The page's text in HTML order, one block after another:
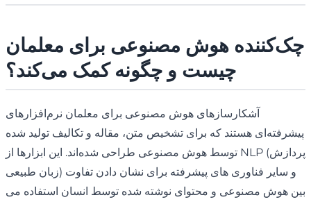
چک‌کننده هوش مصنوعی برای معلمان
چیست و چگونه کمک می‌کند؟
آشکارسازهای هوش مصنوعی برای معلمان نرم‌افزارهای
پیشرفته‌ای هستند که برای تشخیص متن، مقاله و تکالیف تولید شده
توسط هوش مصنوعی طراحی شده‌اند. این ابزارها از NLP (پردازش
زبان طبیعی) و سایر فناوری های پیشرفته برای نشان دادن تفاوت
بین هوش مصنوعی و محتوای نوشته شده توسط انسان استفاده می